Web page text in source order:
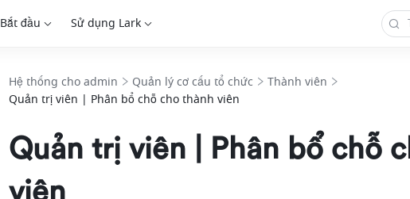
Bắt đầu Sử dụng Lark
Hệ thống cho admin Quản lý cơ cấu tổ chức
Thành viên
Quản trị viên | Phân bổ chỗ cho thành viên
Quản trị viên | Phân bổ chỗ
viên